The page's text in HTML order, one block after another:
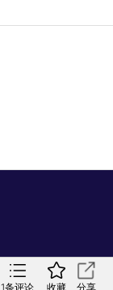
1条评论 收藏 分享